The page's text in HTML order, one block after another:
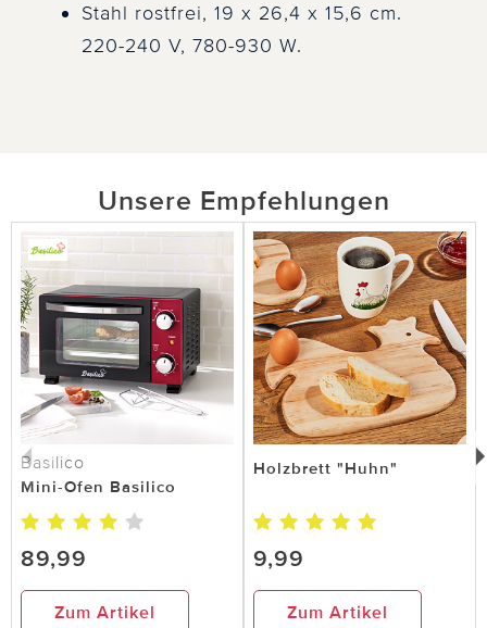
Stahl rostfrei, 19 x 26,4 x 15,6 cm.
220-240 V, 780-930 W.
Unsere Empfehlungen
Basilico
Mini-Ofen Basilico
89,99
Zum Artikel
Holzbrett "Huhn"
9,99
Zum Artikel